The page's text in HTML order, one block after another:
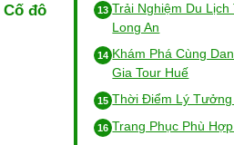
Cố đô
Trải Nghiệm Du
Long An
Khám Phá Cùng
Gia Tour Huế
Thời Điểm Lý
Trang Phục Phù